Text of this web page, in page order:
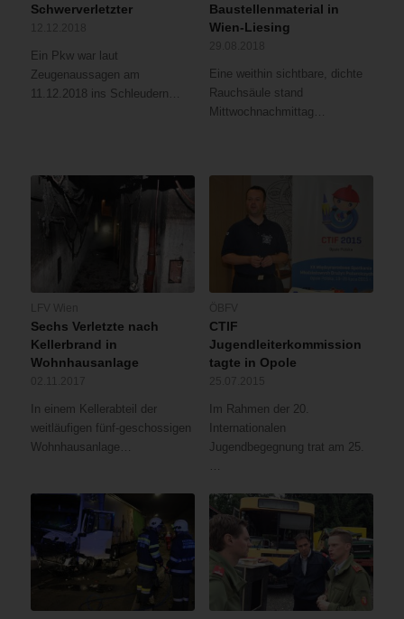
Schwerverletzter
Ein Pkw war laut
Zeugenaussagen am
11.12.2018 ins Schleudern…
Baustellenmaterial in
Wien-Liesing
Eine weithin sichtbare, dichte
Rauchsäule stand
Mittwochnachmittag…
Sechs Verletzte nach
Kellerbrand in
Wohnhausanlage
In einem Kellerabteil der
weitläufigen fünf-geschossigen
Wohnhausanlage…
CTIF
Jugendleiterkommission
tagte in Opole
Im Rahmen der 20.
Internationalen
Jugendbegegnung trat am 25.
…